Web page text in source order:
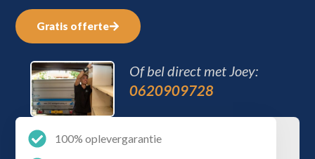
Gratis offerte
Of bel direct met Joey:
0620909728
100% oplevergarantie